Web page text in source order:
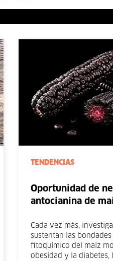
TENDENCIAS
Oportunidad de
antocianina de
Cada vez más,
sustentan las
fitoquímico del maíz
obesidad y la diabetes,